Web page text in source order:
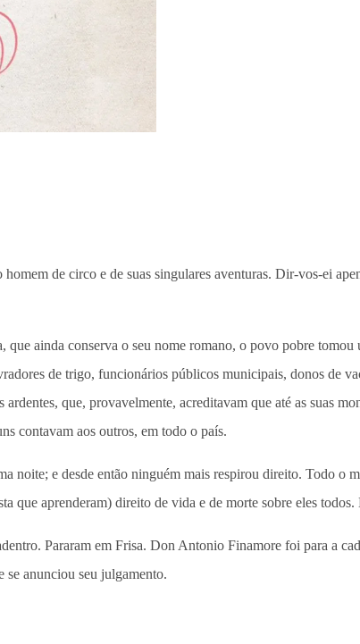
de circo e de suas singulares aventuras. Dir-vos-ei
ainda conserva o seu nome romano, o povo pobre
de trigo, funcionários públicos municipais, donos de
que, provavelmente, acreditavam que até as suas
contavam aos outros, em todo o país.
noite; e desde então ninguém mais respirou direito. Todo o
aprenderam) direito de vida e de morte sobre eles todos.
Pararam em Frisa. Don Antonio Finamore foi para a
anunciou seu julgamento.